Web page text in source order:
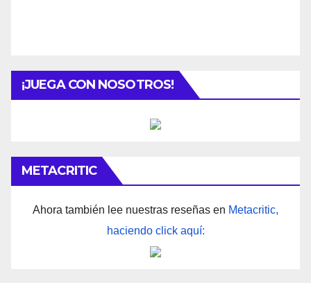
¡JUEGA CON NOSOTROS!
METACRITIC
Ahora también lee nuestras reseñas en Metacritic,
haciendo click aquí: